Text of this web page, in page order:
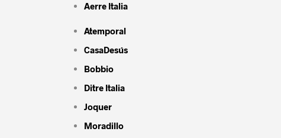
Aerre Italia
Atemporal
CasaDesús
Bobbio
Ditre Italia
Joquer
Moradillo